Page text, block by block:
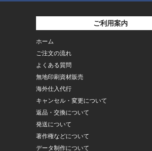
ご利用案内
ホーム
ご注文の流れ
よくある質問
無地印刷資材販売
海外仕入代行
キャンセル・変更について
返品・交換について
発送について
著作権などについて
データ制作について